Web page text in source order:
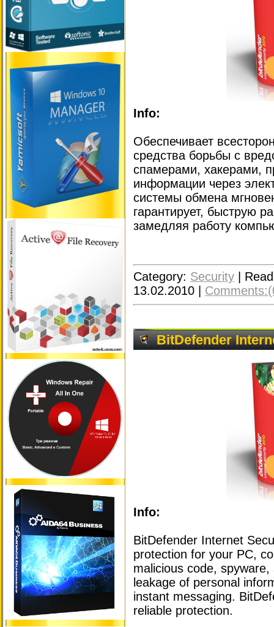
Info:
Обеспечивает
средства борьбы с
спамерами, хакерами,
информации через
системы обмена
гарантирует, быструю
замедляя работу
Category: Security |
13.02.2010 |
BitDefender
Info:
BitDefender Internet
protection for your PC,
malicious code,
leakage of personal
instant messaging.
reliable protection.